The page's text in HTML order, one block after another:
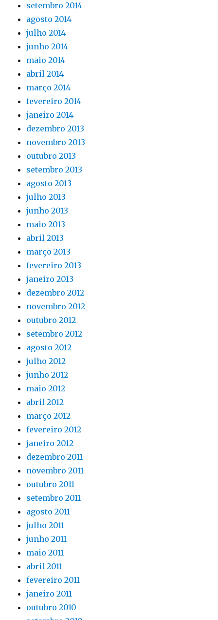
setembro 2014
agosto 2014
julho 2014
junho 2014
maio 2014
abril 2014
março 2014
fevereiro 2014
janeiro 2014
dezembro 2013
novembro 2013
outubro 2013
setembro 2013
agosto 2013
julho 2013
junho 2013
maio 2013
abril 2013
março 2013
fevereiro 2013
janeiro 2013
dezembro 2012
novembro 2012
outubro 2012
setembro 2012
agosto 2012
julho 2012
junho 2012
maio 2012
abril 2012
março 2012
fevereiro 2012
janeiro 2012
dezembro 2011
novembro 2011
outubro 2011
setembro 2011
agosto 2011
julho 2011
junho 2011
maio 2011
abril 2011
fevereiro 2011
janeiro 2011
outubro 2010